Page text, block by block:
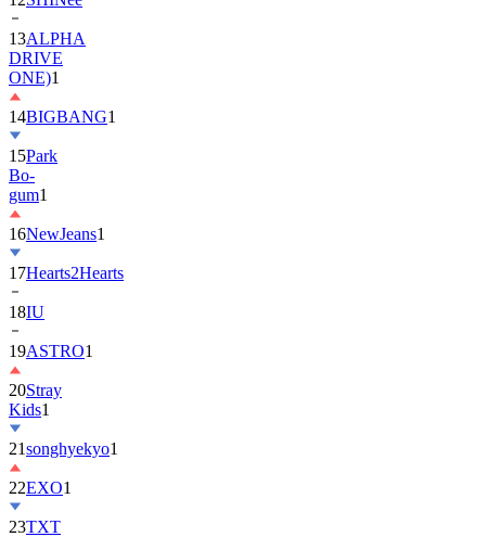
13ALPHA
DRIVE
ONE)1
14BIGBANG1
15Park
Bo-
gum1
16NewJeans1
17Hearts2Hearts
18IU
19ASTRO1
20Stray
Kids1
21songhyekyo1
22EXO1
23TXT